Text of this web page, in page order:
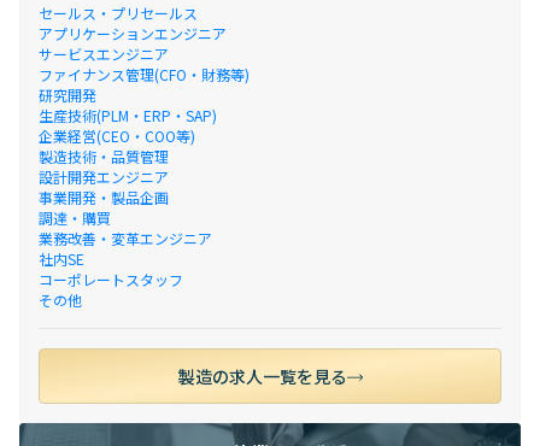
セールス・プリセールス
アプリケーションエンジニア
サービスエンジニア
ファイナンス管理(CFO・財務等)
研究開発
生産技術(PLM・ERP・SAP)
企業経営(CEO・COO等)
製造技術・品質管理
設計開発エンジニア
事業開発・製品企画
調達・購買
業務改善・変革エンジニア
社内SE
コーポレートスタッフ
その他
製造の求人一覧を見る